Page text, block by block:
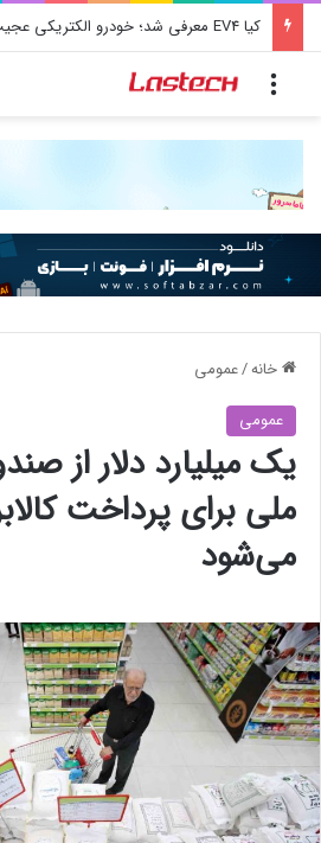
کیا EV4 معرفی شد؛ خودرو الکتریکی عجیب و جذاب کره‌ای‌ها
خانه/عمومی
عمومی
یک میلیارد دلار از
ملی برای پرداخت
می‌شود